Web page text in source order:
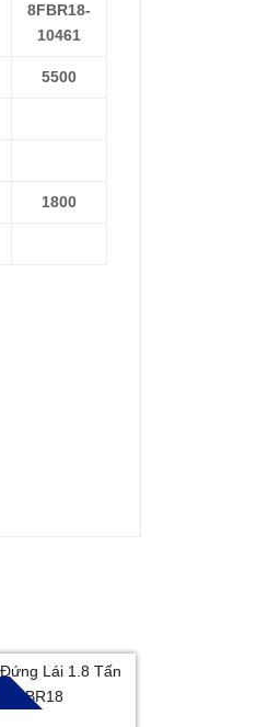
8FBR18-
10461
5500
1800